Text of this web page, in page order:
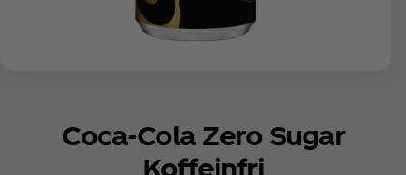
Coca‑Cola Zero Sugar
Koffeinfri